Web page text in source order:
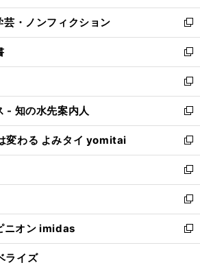
開
く
ウ
で
開
く
ン
ド
ウ
で
開
く
ウ
ィ
ン
ド
ウ
で
開
く
・ノンフィクション
新
し
い
ウ
ィ
ン
ド
ウ
で
開
く
新
し
い
ウ
ィ
ン
ド
ウ
で
開
く
新
し
い
ウ
ィ
ン
ド
ウ
で
開
く
- 知の水先案内人
新
し
い
ウ
ィ
ン
ド
ウ
で
開
変わる よみタイ yomitai
新
し
い
ウ
ィ
ン
ド
ウ
新
し
い
ウ
ィ
ン
新
し
い
ウ
ニオン imidas
新
し
ライズ